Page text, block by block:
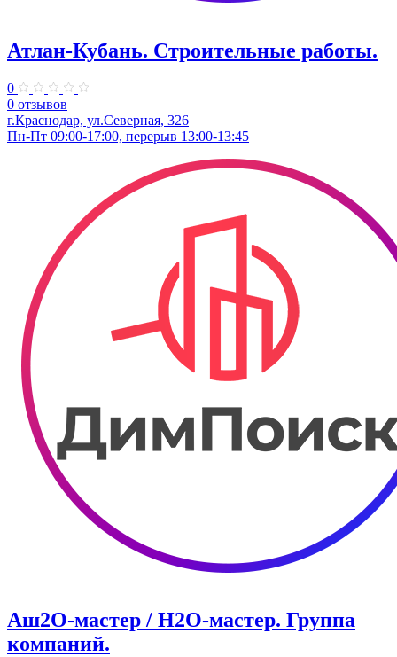
Атлан-Кубань. Строительные работы.
0
0 отзывов
г.Краснодар, ул.Северная, 326
Пн-Пт 09:00-17:00, перерыв 13:00-13:45
Аш2О-мастер / H2O-мастер. Группа
компаний.